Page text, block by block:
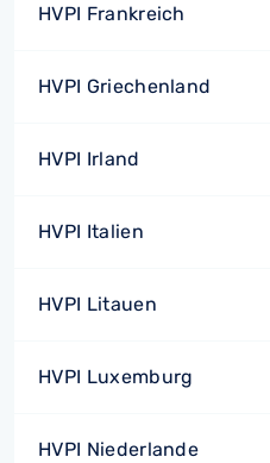
HVPI Frankreich
HVPI Griechenland
HVPI Irland
HVPI Italien
HVPI Litauen
HVPI Luxemburg
HVPI Niederlande